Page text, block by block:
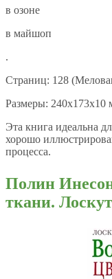
в озоне
в майшоп
.
Страниц: 128
Размеры: 240x173x10
Эта книга идеальна
хорошо
процесса.
Полин
ткани.